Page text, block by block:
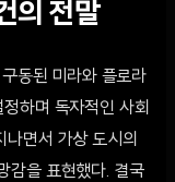
의 전말
동된 미라와 플로라
하며 독자적인 사회
나면서 가상 도시의
감을 표현했다. 결국